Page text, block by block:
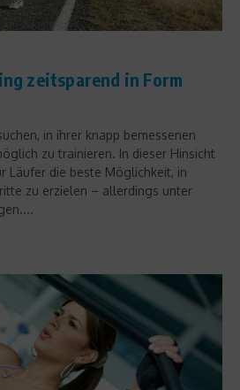
zeitsparend in Form
in ihrer knapp bemessenen
zu trainieren. In dieser Hinsicht
Läufer die beste Möglichkeit, in
zu erzielen – allerdings unter